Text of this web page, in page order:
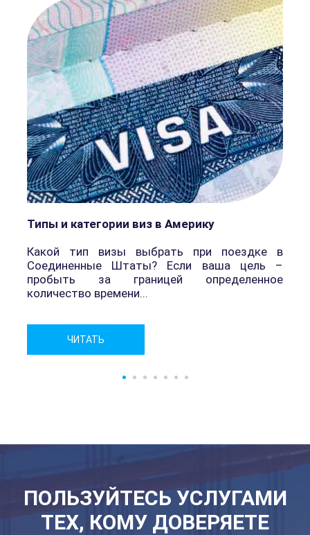
Типы и категории виз в Америку
Какой тип визы выбрать при поездке в
Соединенные Штаты? Если ваша цель –
пробыть за границей определенное
количество времени...
ЧИТАТЬ
ПОЛЬЗУЙТЕСЬ УСЛУГАМИ
ТЕХ, КОМУ ДОВЕРЯЕТЕ